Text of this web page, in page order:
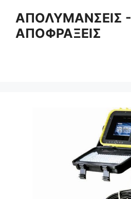
content
ΑΠΟΛΥΜΑΝΣΕΙΣ -
ΑΠΟΦΡΑΞΕΙΣ